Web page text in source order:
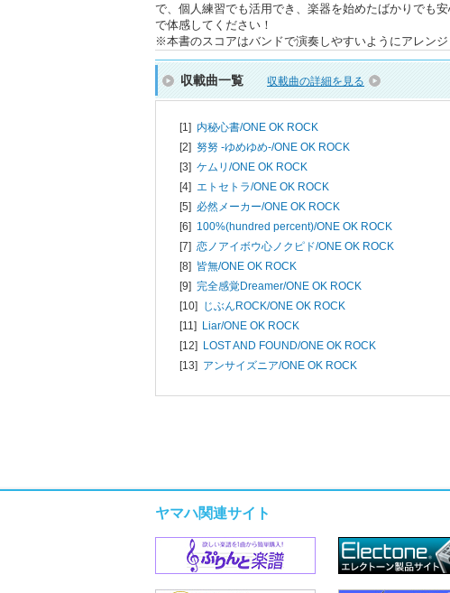
で、個人練習でも活用でき、楽器を始めたばかりでも
で体感してください！
※本書のスコアはバンドで演奏しやすいようにアレンジ
収載曲一覧 収載曲の詳細を見る
[1] 内秘心書/ONE OK ROCK
[2] 努努 -ゆめゆめ-/ONE OK ROCK
[3] ケムリ/ONE OK ROCK
[4] エトセトラ/ONE OK ROCK
[5] 必然メーカー/ONE OK ROCK
[6] 100%(hundred percent)/ONE OK ROCK
[7] 恋ノアイボウ心ノクピド/ONE OK ROCK
[8] 皆無/ONE OK ROCK
[9] 完全感覚Dreamer/ONE OK ROCK
[10] じぶんROCK/ONE OK ROCK
[11] Liar/ONE OK ROCK
[12] LOST AND FOUND/ONE OK ROCK
[13] アンサイズニア/ONE OK ROCK
ヤマハ関連サイト